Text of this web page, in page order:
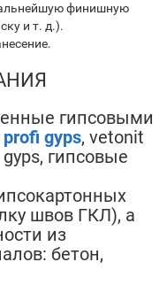
финишную
и т. д.).
гипсовыми
gyps, vetonit
гипсовые
швов ГКЛ), а
из
бетон,